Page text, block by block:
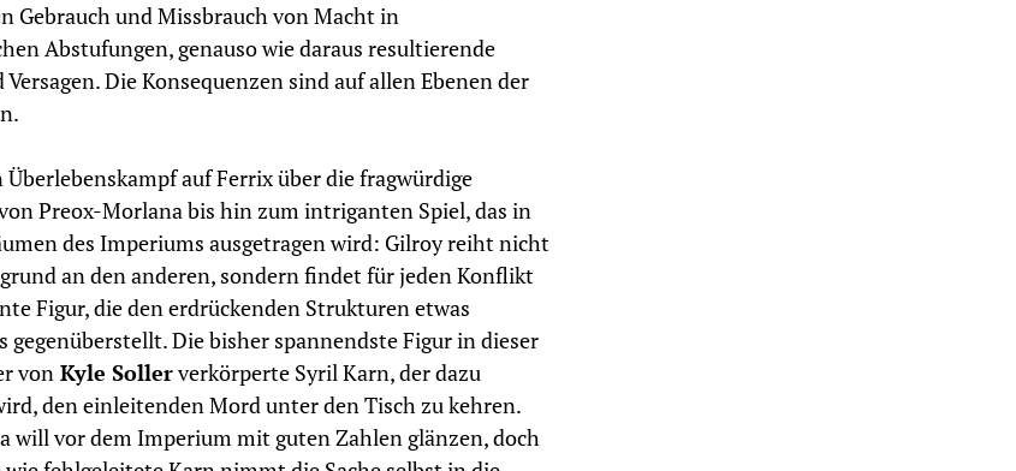
Gebrauch und Missbrauch von Macht in
Abstufungen, genauso wie daraus resultierende
Die Konsequenzen sind auf allen Ebenen der
auf Ferrix über die fragwürdige
Preox-Morlana bis hin zum intriganten Spiel, das in
des Imperiums ausgetragen wird: Gilroy reiht nicht
an den anderen, sondern findet für jeden Konflikt
Figur, die den erdrückenden Strukturen etwas
gegenüberstellt. Die bisher spannendste Figur in dieser
vonKyle Sollerverkörperte Syril Karn, der dazu
den einleitenden Mord unter den Tisch zu kehren.
will vor dem Imperium mit guten Zahlen glänzen, doch